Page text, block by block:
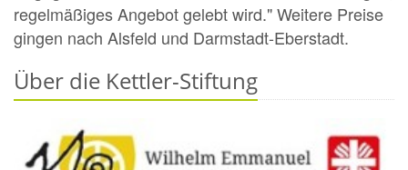
regelmäßiges Angebot gelebt wird." Weitere Preise
gingen nach Alsfeld und Darmstadt-Eberstadt.
Über die Kettler-Stiftung